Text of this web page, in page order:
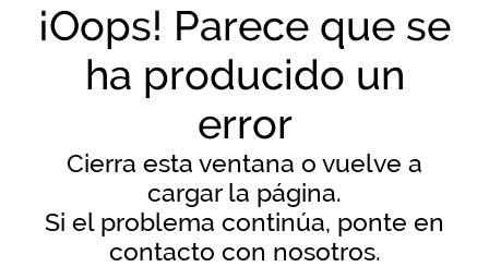
¡Oops! Parece que se
ha producido un
error
Cierra esta ventana o vuelve a
cargar la página.
Si el problema continúa, ponte en
contacto con nosotros.